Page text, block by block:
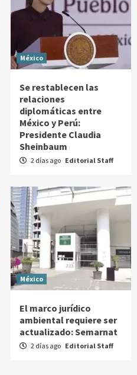
México
Se restablecen las
relaciones
diplomáticas entre
México y Perú:
Presidente Claudia
Sheinbaum
2 días ago Editorial Staff
México
El marco jurídico
ambiental requiere ser
actualizado: Semarnat
2 días ago Editorial Staff